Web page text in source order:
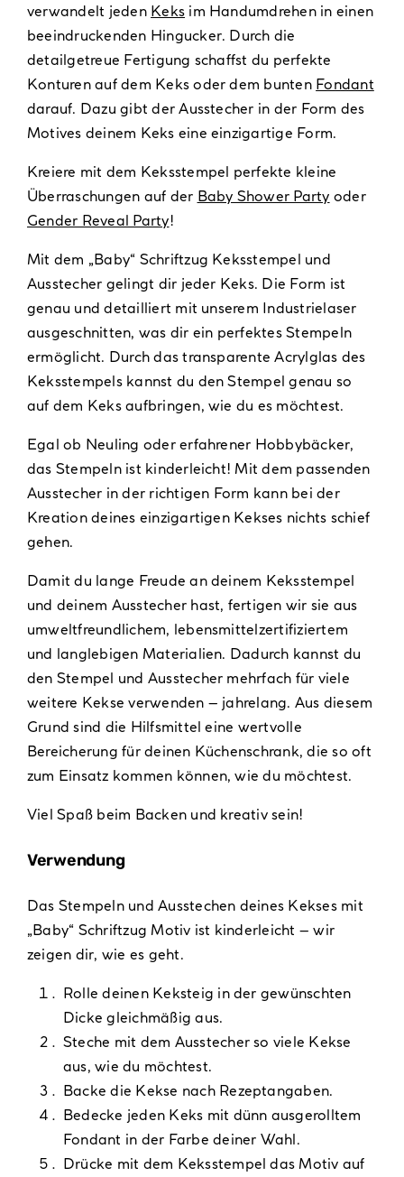
verwandelt jeden Keks im Handumdrehen in einen
beeindruckenden Hingucker. Durch die
detailgetreue Fertigung schaffst du perfekte
Konturen auf dem Keks oder dem bunten Fondant
darauf. Dazu gibt der Ausstecher in der Form des
Motives deinem Keks eine einzigartige Form.
Kreiere mit dem Keksstempel perfekte kleine
Überraschungen auf der Baby Shower Party oder
Gender Reveal Party!
Mit dem „Baby“ Schriftzug Keksstempel und
Ausstecher gelingt dir jeder Keks. Die Form ist
genau und detailliert mit unserem Industrielaser
ausgeschnitten, was dir ein perfektes Stempeln
ermöglicht. Durch das transparente Acrylglas des
Keksstempels kannst du den Stempel genau so
auf dem Keks aufbringen, wie du es möchtest.
Egal ob Neuling oder erfahrener Hobbybäcker,
das Stempeln ist kinderleicht! Mit dem passenden
Ausstecher in der richtigen Form kann bei der
Kreation deines einzigartigen Kekses nichts schief
gehen.
Damit du lange Freude an deinem Keksstempel
und deinem Ausstecher hast, fertigen wir sie aus
umweltfreundlichem, lebensmittelzertifiziertem
und langlebigen Materialien. Dadurch kannst du
den Stempel und Ausstecher mehrfach für viele
weitere Kekse verwenden – jahrelang. Aus diesem
Grund sind die Hilfsmittel eine wertvolle
Bereicherung für deinen Küchenschrank, die so oft
zum Einsatz kommen können, wie du möchtest.
Viel Spaß beim Backen und kreativ sein!
Verwendung
Das Stempeln und Ausstechen deines Kekses mit
„Baby“ Schriftzug Motiv ist kinderleicht – wir
zeigen dir, wie es geht.
Rolle deinen Keksteig in der gewünschten
Dicke gleichmäßig aus.
Steche mit dem Ausstecher so viele Kekse
aus, wie du möchtest.
Backe die Kekse nach Rezeptangaben.
Bedecke jeden Keks mit dünn ausgerolltem
Fondant in der Farbe deiner Wahl.
Drücke mit dem Keksstempel das Motiv auf